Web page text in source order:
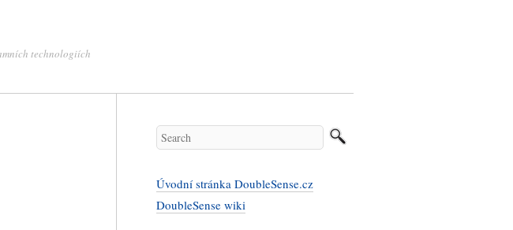
technologiích
Úvodní stránka DoubleSense.cz
DoubleSense wiki